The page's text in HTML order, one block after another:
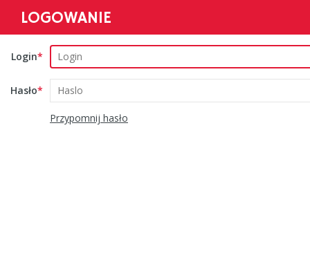
LOGOWANIE
Login
Hasło
Przypomnij hasło